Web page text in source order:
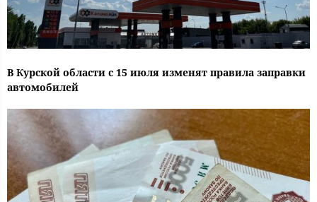
В Курской области с 15 июля изменят правила заправки
автомобилей